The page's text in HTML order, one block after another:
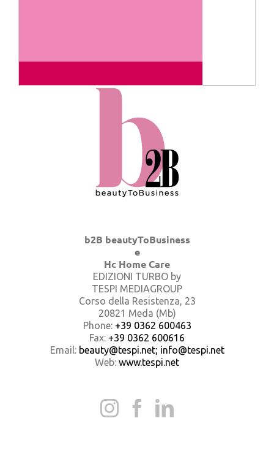
b2B beautyToBusiness
e
Hc Home Care
EDIZIONI TURBO by
TESPI MEDIAGROUP
Corso della Resistenza, 23
20821 Meda (Mb)
Phone: +39 0362 600463
Fax: +39 0362 600616
Email: beauty@tespi.net; info@tespi.net
Web: www.tespi.net